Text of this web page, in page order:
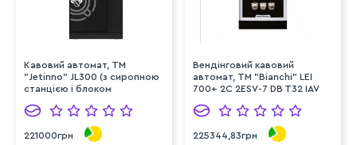
Кавовий автомат, TM
"Jetinno" JL300 (з сиропною
станцією і блоком
221000грн
Вендінговий кавовий
автомат, ТМ "Bianchi" LEI
700+ 2C 2ESV-7 DB T32 IAV
225344,83грн